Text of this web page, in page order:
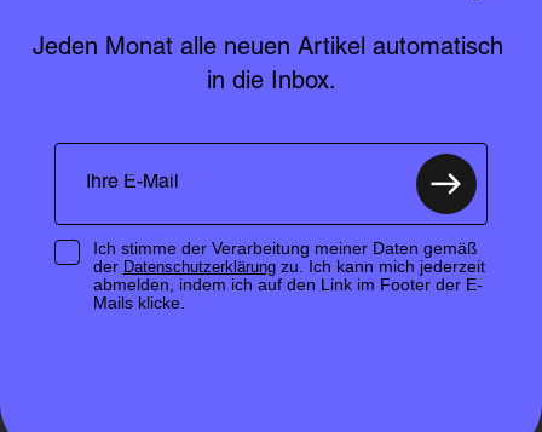
Jeden Monat alle neuen Artikel automatisch
in die Inbox.
Ich stimme der Verarbeitung meiner Daten gemäß
der Datenschutzerklärungzu. Ich kann mich jederzeit
abmelden, indem ich auf den Link im Footer der E-
Mails klicke.